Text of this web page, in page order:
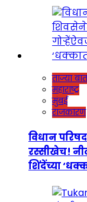
ताज्या
महाराष्ट्र
मुंबई
राजकारण
विधान
रस्सीखेच!
शिंदेंच्या